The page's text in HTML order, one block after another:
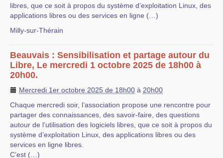
libres, que ce soit à propos du système d’exploitation Linux, des
applications libres ou des services en ligne (…)
Milly-sur-Thérain
Beauvais : Sensibilisation et partage autour du
Libre, Le mercredi 1 octobre 2025 de 18h00 à
20h00.
Mercredi 1er octobre 2025 de 18h00 à 20h00
Chaque mercredi soir, l’association propose une rencontre pour
partager des connaissances, des savoir-faire, des questions
autour de l’utilisation des logiciels libres, que ce soit à propos du
système d’exploitation Linux, des applications libres ou des
services en ligne libres.
C’est (…)